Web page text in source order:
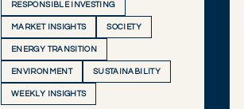
RESPONSIBLE INVESTING
MARKET INSIGHTS SOCIETY
ENERGY TRANSITION
ENVIRONMENT SUSTAINABILITY
WEEKLY INSIGHTS